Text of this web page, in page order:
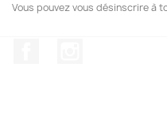
Vous pouvez vous désinscrire à